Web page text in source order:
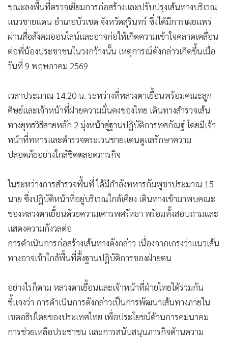
ขณะลงพื้นที่ตรวจเยี่ยมการก่อสร้างและปรับปรุงเส้นทางบริเวณ
แนวชายแดน อำเภอบัวเชด จังหวัดสุรินทร์ ซึ่งได้มีการเผยแพร่
ผ่านสื่อสังคมออนไลน์และอาจก่อให้เกิดความเข้าใจคลาดเคลื่อน
ต่อพี่น้องประชาชนในวงกว้างนั้น เหตุการณ์ดังกล่าวเกิดขึ้นเมื่อ
วันที่ 9 พฤษภาคม 2569
เวลาประมาณ 14.20 น. ระหว่างที่หลวงตาเยื้อนพร้อมคณะลูก
ศิษย์และเจ้าหน้าที่ฝ่ายความมั่นคงของไทย เดินทางสำรวจเส้น
ทางยุทธวิธีสายหลัก 2 มุ่งหน้าสู่ฐานปฏิบัติการทศกัณฐ์ โดยมีเจ้า
หน้าที่ทหารและตำรวจตระเวนชายแดนดูแลรักษาความ
ปลอดภัยอย่างใกล้ชิดตลอดภารกิจ
ในระหว่างการสำรวจพื้นที่ ได้มีกำลังทหารกัมพูชาประมาณ 15
นาย ซึ่งปฏิบัติหน้าที่อยู่บริเวณใกล้เคียง เดินทางเข้ามาพบคณะ
ของหลวงตาเยื้อนด้วยความเคารพศรัทธา พร้อมทั้งสอบถามและ
แสดงความกังวลต่อ
การดำเนินการก่อสร้างเส้นทางดังกล่าว เนื่องจากเกรงว่าแนวเส้น
ทางอาจเข้าใกล้พื้นที่ตั้งฐานปฏิบัติการของฝ่ายตน
อย่างไรก็ตาม หลวงตาเยื้อนและเจ้าหน้าที่ฝ่ายไทยได้ร่วมกัน
ชี้แจงว่า การดำเนินการดังกล่าวเป็นการพัฒนาเส้นทางภายใน
เขตอธิปไตยของประเทศไทย เพื่อประโยชน์ด้านการคมนาคม
การช่วยเหลือประชาชน และการสนับสนุนภารกิจด้านความ